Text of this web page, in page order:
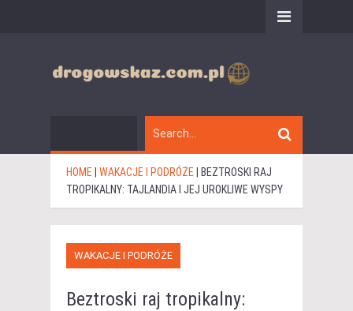
HOME WAKACJE I PODRÓŻE
BEZTROSKI RAJ
TROPIKALNY: TAJLANDIA I JEJ UROKLIWE WYSPY
WAKACJE I PODRÓŻE
Beztroski raj tropikalny: